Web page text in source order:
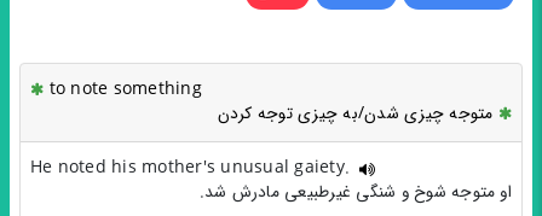
to note something
متوجه چیزی شدن/به چیزی توجه کردن
He noted his mother's unusual gaiety.
او متوجه شوخ و شنگی غیرطبیعی مادرش شد.